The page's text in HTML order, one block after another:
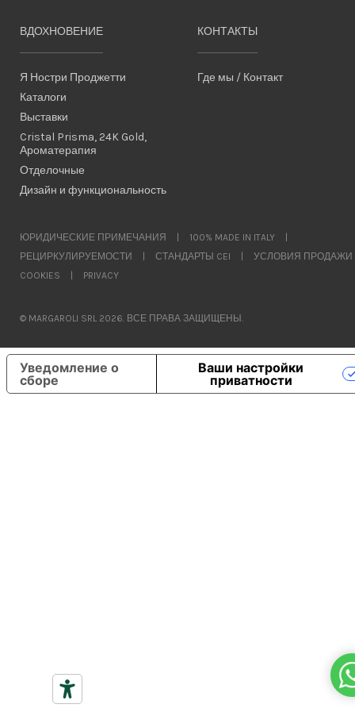
ВДОХНОВЕНИЕ
Я Ностри Проджетти
Каталоги
Выставки
Cristal Prisma, 24K Gold,
Ароматерапия
Отделочные
Дизайн и функциональность
КОНТАКТЫ
Где мы / Контакт
ЮРИДИЧЕСКИЕ ПРИМЕЧАНИЯ 100% MADE IN ITALY
РЕЦИРКУЛИРУЕМОСТИ
СТАНДАРТЫ CEI
УСЛОВИЯ ПРОДАЖИ
COOKIES
PRIVACY
© MARGAROLI SRL 2026. ВСЕ ПРАВА ЗАЩИЩЕНЫ.
Уведомление о
сборе
Ваши настройки
приватности